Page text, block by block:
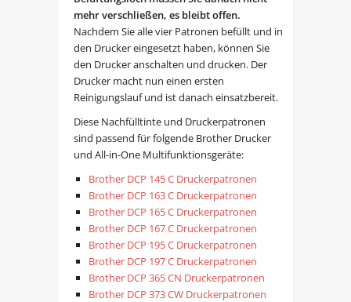
mehr verschließen, es bleibt offen.
Nachdem Sie alle vier Patronen befüllt und in
den Drucker eingesetzt haben, können Sie
den Drucker anschalten und drucken. Der
Drucker macht nun einen ersten
Reinigungslauf und ist danach einsatzbereit.
Diese Nachfülltinte und Druckerpatronen
sind passend für folgende Brother Drucker
und All-in-One Multifunktionsgeräte:
Brother DCP 145 C Druckerpatronen
Brother DCP 163 C Druckerpatronen
Brother DCP 165 C Druckerpatronen
Brother DCP 167 C Druckerpatronen
Brother DCP 195 C Druckerpatronen
Brother DCP 197 C Druckerpatronen
Brother DCP 365 CN Druckerpatronen
Brother DCP 373 CW Druckerpatronen